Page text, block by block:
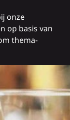
onze
op basis van
thema-